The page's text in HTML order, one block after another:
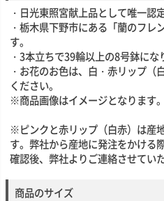
・日光東照宮献上品として唯一認
・栃木県下野市にある「蘭のフレ
す。
・3本立ちで39輪以上の8号鉢にな
・お花のお色は、白・赤リップ
ください。
※商品画像はイメージとなります。
※ピンクと赤リップ（白赤）は産
す。弊社から産地に発注をかける
確認後、弊社よりご連絡させてい
商品のサイズ